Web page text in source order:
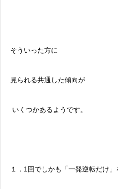
そういった方に
見られる共通した傾向が
いくつかあるようです。
１．1回でしかも「一発逆転だけ